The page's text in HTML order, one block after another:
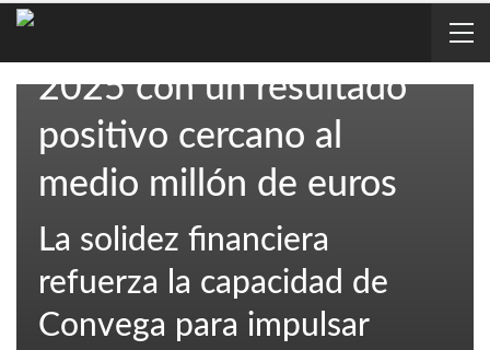
2025 con un resultado
positivo cercano al
medio millón de euros
La solidez financiera
refuerza la capacidad de
Convega para impulsar